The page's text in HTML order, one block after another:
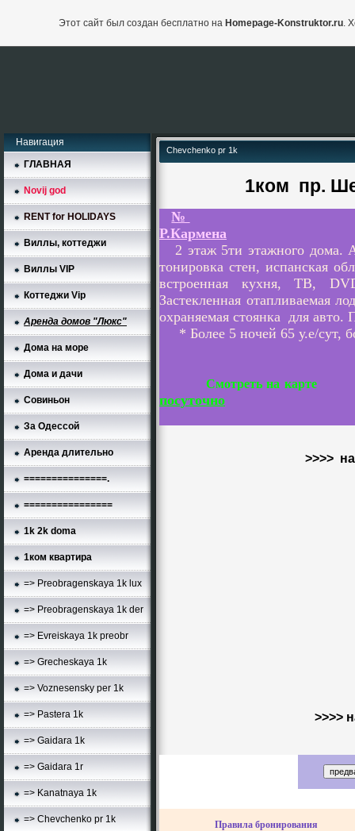
Навигация
ГЛАВНАЯ
Novij god
RENT for HOLIDAYS
Виллы, коттеджи
Виллы VIP
Коттеджи Vip
Аренда домов "Люкс"
Дома на море
Дома и дачи
Совиньон
За Одессой
Аренда длительно
===============.
================
1k 2k doma
1ком квартира
=> Preobragenskaya 1k lux
=> Preobragenskaya 1k der
=> Evreiskaya 1k preobr
=> Grecheskaya 1k
=> Voznesensky per 1k
=> Pastera 1k
=> Gaidara 1k
=> Gaidara 1r
=> Kanatnaya 1k
=> Chevchenko pr 1k
Chevchenko pr 1k
1ком пр.
№
Р.Кармена
2 этаж 5ти этажного дома.
тонировка стен, испанская
встроенная кухня, ТВ,
Застекленная отапливаемая
охраняемая стоянка для
* Более 5 ночей 65 у.е/сут,
Смотреть на карте
посуточно
>>>>
>>>>
Правила бронирования
Этот сайт был создан бесплатно на Homepage-Konstruktor.ru.